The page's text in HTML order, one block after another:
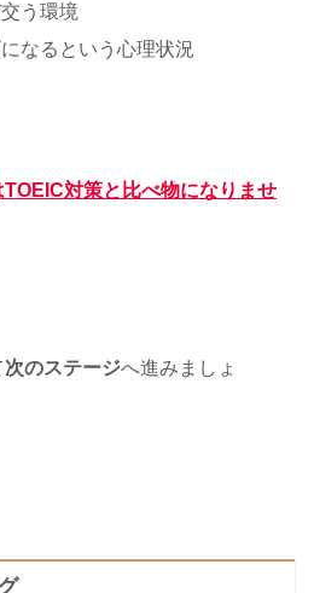
う環境
なるという心理状況
対策と比べ物になりませ
次のステージへ進みましょ